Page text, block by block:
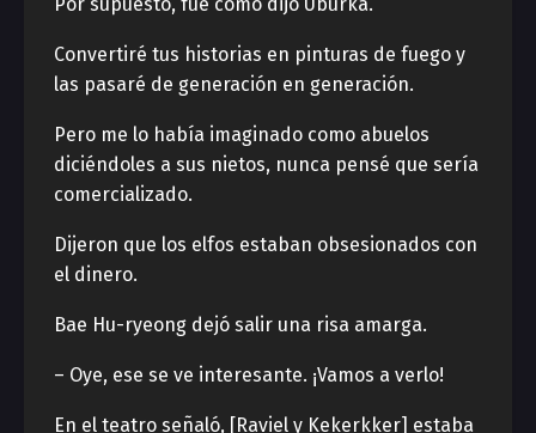
Convertiré tus historias en pinturas de fuego y
las pasaré de generación en generación.
Pero me lo había imaginado como abuelos
diciéndoles a sus nietos, nunca pensé que sería
comercializado.
Dijeron que los elfos estaban obsesionados con
el dinero.
Bae Hu-ryeong dejó salir una risa amarga.
– Oye, ese se ve interesante. ¡Vamos a verlo!
En el teatro señaló, [Raviel y Kekerkker] estaba